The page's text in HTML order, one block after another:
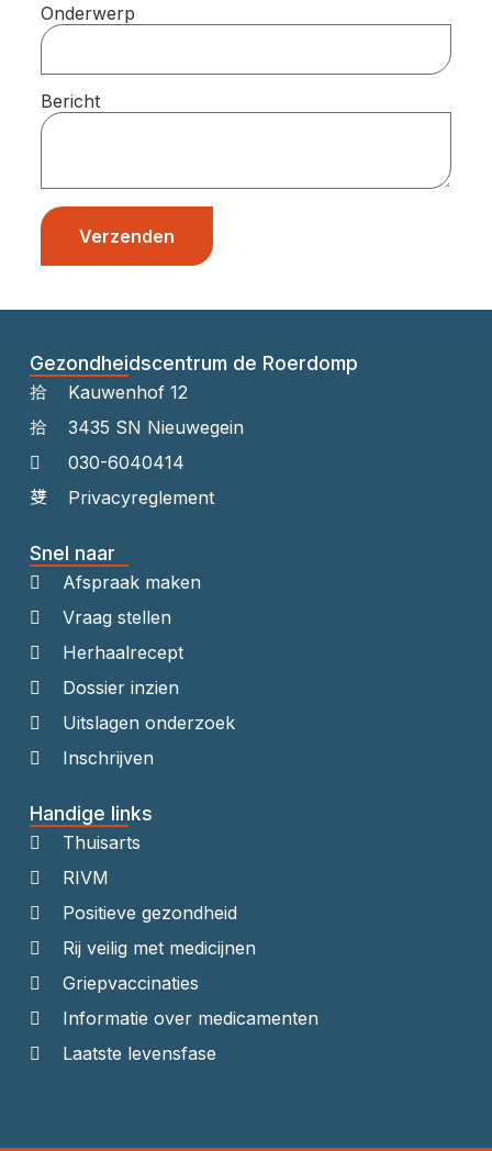
Onderwerp
Bericht
Verzenden
Gezondheidscentrum de Roerdomp
Kauwenhof 12
3435 SN Nieuwegein
030-6040414
Privacyreglement
Snel naar
Afspraak maken
Vraag stellen
Herhaalrecept
Dossier inzien
Uitslagen onderzoek
Inschrijven
Handige links
Thuisarts
RIVM
Positieve gezondheid
Rij veilig met medicijnen
Griepvaccinaties
Informatie over medicamenten
Laatste levensfase